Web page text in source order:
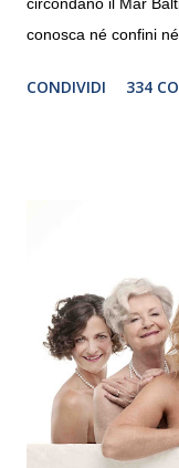
conosca né confini
debutterà il 10
“Settembre
consecutivo. Il
giovani artisti della
volta. L’orchestra,
da un prestigioso
CONDIVIDI 334